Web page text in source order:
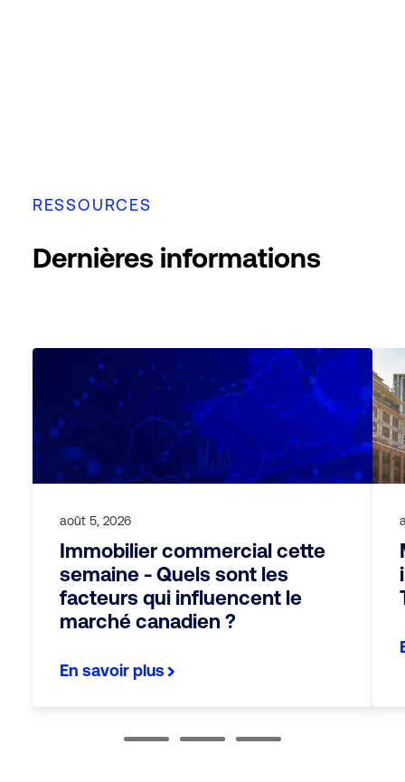
RESSOURCES
Dernières informations
août 5, 2026
Immobilier commercial cette
semaine - Quels sont les
facteurs qui influencent le
marché canadien ?
En savoir plus